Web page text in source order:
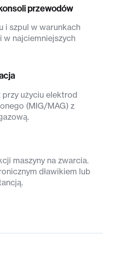
przewodów
i szpul w warunkach
w najciemniejszych
użyciu elektrod
(MIG/MAG) z
maszyny na zwarcia.
dławikiem lub